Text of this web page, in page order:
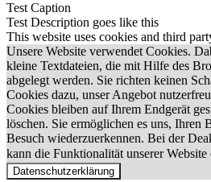
Test Caption
Test Description goes like this
This website uses cookies and third
Unsere Website verwendet Cookies.
kleine Textdateien, die mit Hilfe des
abgelegt werden. Sie richten keinen
Cookies dazu, unser Angebot
Cookies bleiben auf Ihrem Endgerät
löschen. Sie ermöglichen es uns, Ihren
Besuch wiederzuerkennen. Bei der
kann die Funktionalität unserer Website
Datenschutzerklärung